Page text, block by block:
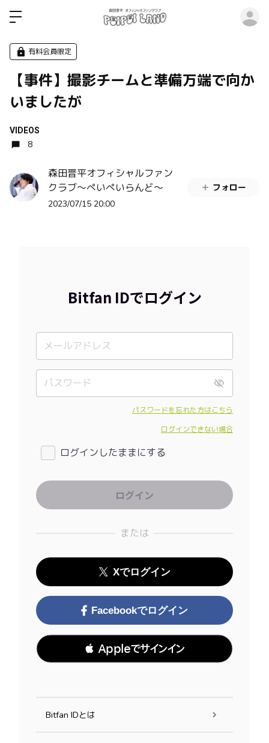
有料会員限定
【事件】撮影チームと準備万端で向か
いましたが
VIDEOS
8
森田晋平オフィシャルファン
クラブ〜ぺいぺいらんど〜
2023/07/15 20:00
フォロー
Bitfan IDでログイン
パスワードを忘れた方はこちら
ログインできない場合
ログインしたままにする
または
Xでログイン
Facebookでログイン
 Appleでサインイン
Bitfan IDとは